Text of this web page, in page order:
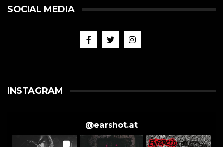
SOCIAL MEDIA
INSTAGRAM
@earshot.at